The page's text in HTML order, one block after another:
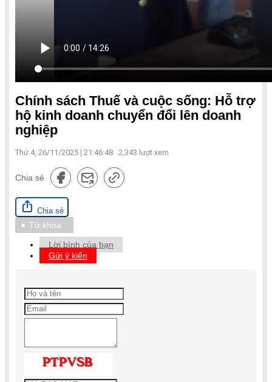
Chính sách Thuế và cuộc sống: Hỗ trợ
hộ kinh doanh chuyển đổi lên doanh
nghiệp
Thứ 4, 26/11/2025 | 21:46:48 2,343 lượt xem
Chia sẻ
Chia sẻ
Từ khóa
Lời bình của bạn
Gửi ý kiến